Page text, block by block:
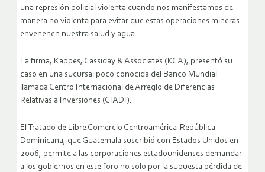
una represión policial violenta cuando nos manifestamos de
manera no violenta para evitar que estas operaciones mineras
envenenen nuestra salud y agua.
La firma, Kappes, Cassiday & Associates (KCA), presentó su
caso en una sucursal poco conocida del Banco Mundial
llamada Centro Internacional de Arreglo de Diferencias
Relativas a Inversiones (CIADI).
El Tratado de Libre Comercio Centroamérica-República
Dominicana, que Guatemala suscribió con Estados Unidos en
2006, permite a las corporaciones estadounidenses demandar
a los gobiernos en este foro no solo por la supuesta pérdida de